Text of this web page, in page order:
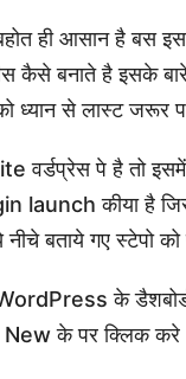
बहोत ही आसान है बस
कैसे बनाते है इसके
को ध्यान से लास्ट
वर्डप्रेस पे है तो इसमें
launch कीया है
बताये गए स्टेपो को
के डैशबोर्ड
के पर क्लिक